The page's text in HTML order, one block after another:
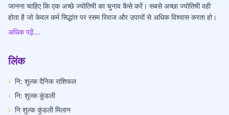
जानना चाहिए कि एक अच्छे ज्योतिषी का चुनाव कैसे करें। सबसे अच्छा ज्योतिषी वही
होता है जो केवल कर्म सिद्धांत पर रसम रिवाज और उपायों से अधिक विश्वास करता हो।
अधिक पढ़ें...
लिंक
› नि: शुल्क दैनिक राशिफल
› नि: शुल्क कुंडली
› नि शुल्क कुंडली मिलान